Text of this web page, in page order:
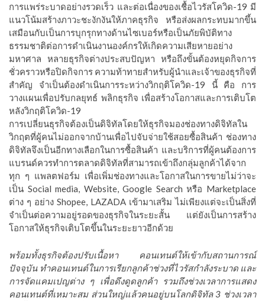
การแพร่ระบาดอย่างรวดเร็ว และต่อเนื่องของเชื้อไวรัสโควิด-19 มี
แนวโน้มสร้างภาวะชะงักงันให้ภาคธุรกิจ หรือส่งผลกระทบมากขึ้น
เสมือนกับเป็นการบุกรุกทางด้านไซเบอร์หรือเป็นภัยพิบัติทาง
ธรรมชาติต่อการดำเนินงานองค์กรให้เกิดความเสียหายอย่าง
มหาศาล หลายธุรกิจต่างประสบปัญหา หรือถึงขั้นต้องหยุดกิจการ
ชั่วคราวหรือปิดกิจการ ความท้าทายสำหรับผู้นำและเจ้าของธุรกิจที่
สำคัญ จำเป็นต้องดำเนินการระหว่างวิกฤติโควิด-19 นี้ คือ การ
วางแผนเพื่อปรับกลยุทธ์ พลิกธุรกิจ เพื่อสร้างโอกาสและการเติบโต
หลังวิกฤติโควิด-19
การเปลี่ยนธุรกิจต้องเป็นดิจิทัลโดยให้ธุรกิจมองช่องทางดิจิทัลใน
วิกฤตที่ผู้คนไม่ออกจากบ้านเพื่อไปจับจ่ายใช้สอยซื้อสินค้า ช่องทาง
ดิจิทัลจึงเป็นอีกทางเลือกในการซื้อสินค้า และบริการที่ผู้คนต้องการ
แบรนด์ควรทำการตลาดดิจิทัลที่สามารถเข้าถึงกลุ่มลูกค้าได้จาก
ทุก ๆ แพลตฟอร์ม เพื่อเพิ่มช่องทางและโอกาสในการขายไม่ว่าจะ
เป็น Social media, Website, Google Search หรือ Marketplace
ต่าง ๆ อย่าง Shopee, LAZADA เข้ามาเสริม ไม่เพียงแต่จะเป็นสิ่งที่
จำเป็นต่อความอยู่รอดของธุรกิจในระยะสั้น แต่ยังเป็นการสร้าง
โอกาสให้ธุรกิจเติบโตขึ้นในระยะยาวอีกด้วย
พร้อมทั้งธุรกิจต้องปรับเนื้อหา คอนเทนต์ให้เข้ากับสถานการณ์
ปัจจุบัน ทำคอนเทนต์ในการเรียกลูกค้าช่วงที่ไวรัสกำลังระบาด และ
การจัดแคมเปญต่าง ๆ เพื่อดึงดูดลูกค้า รวมถึงช่วงเวลาการแสดง
คอนเทนต์ที่เหมาะสม ส่วนใหญ่แล้วคนอยู่บนโลกดิจิทัล 3 ช่วงเวลา